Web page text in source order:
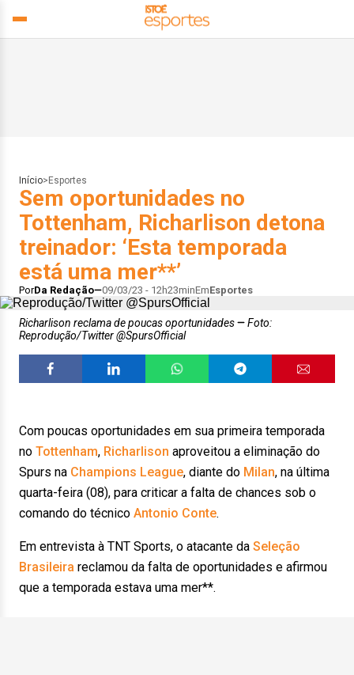
Início> Esportes
Sem oportunidades no
Tottenham, Richarlison detona
treinador: ‘Esta temporada
está uma mer**’
PorDa Redação 09/03/23 - 12h23minEmEsportes
Richarlison reclama de poucas oportunidades
Foto:
Reprodução/Twitter @SpursOfficial
Com poucas oportunidades em sua primeira temporada
no Tottenham, Richarlison aproveitou a eliminação do
Spurs na Champions League, diante do Milan, na última
quarta-feira (08), para criticar a falta de chances sob o
comando do técnico Antonio Conte.
Em entrevista à TNT Sports, o atacante da Seleção
Brasileira reclamou da falta de oportunidades e afirmou
que a temporada estava uma mer**.